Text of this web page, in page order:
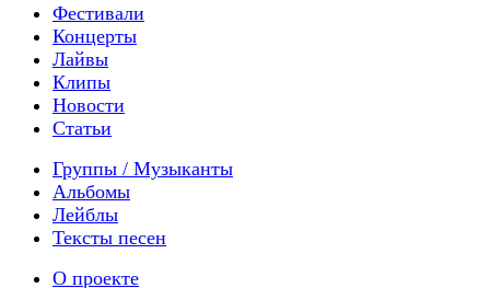
Фестивали
Концерты
Лайвы
Клипы
Новости
Статьи
Группы / Музыканты
Альбомы
Лейблы
Тексты песен
О проекте